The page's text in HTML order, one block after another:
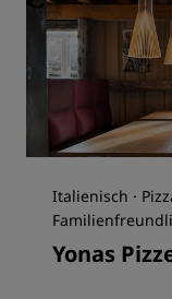
Italienisch ·
Yonas